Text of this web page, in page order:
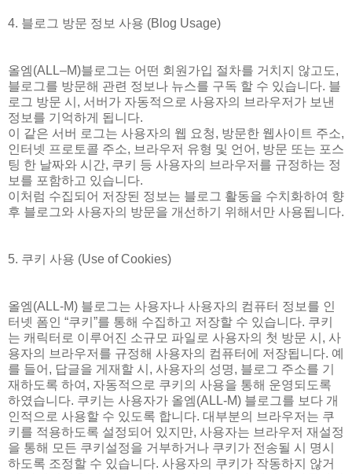
4. 블로그 방문 정보 사용 (Blog Usage)
올엠(ALL–M)블로그는 어떤 회원가입 절차를 거치지 않고도,
블로그를 방문해 관련 정보나 뉴스를 구독 할 수 있습니다. 블
로그 방문 시, 서버가 자동적으로 사용자의 브라우저가 보낸
정보를 기억하게 됩니다.
이 같은 서버 로그는 사용자의 웹 요청, 방문한 웹사이트 주소,
인터넷 프로토콜 주소, 브라우저 유형 및 언어, 방문 또는 포스
팅 한 날짜와 시간, 쿠키 등 사용자의 브라우저를 규정하는 정
보를 포함하고 있습니다.
이처럼 수집되어 저장된 정보는 블로그 활동을 수치화하여 향
후 블로그와 사용자의 방문을 개선하기 위해서만 사용됩니다.
5. 쿠키 사용 (Use of Cookies)
올엠(ALL-M) 블로그는 사용자나 사용자의 컴퓨터 정보를 인
터넷 폼인 “쿠키”를 통해 수집하고 저장할 수 있습니다. 쿠키
는 캐릭터로 이루어진 소규모 파일로 사용자의 첫 방문 시, 사
용자의 브라우저를 규정해 사용자의 컴퓨터에 저장됩니다. 예
를 들어, 답글을 게재할 시, 사용자의 성명, 블로그 주소를 기
재하도록 하여, 자동적으로 쿠키의 사용을 통해 운영되도록
하였습니다. 쿠키는 사용자가 올엠(ALL-M) 블로그를 보다 개
인적으로 사용할 수 있도록 합니다. 대부분의 브라우저는 쿠
키를 적용하도록 설정되어 있지만, 사용자는 브라우저 재설정
을 통해 모든 쿠키설정을 거부하거나 쿠키가 전송될 시 명시
하도록 조정할 수 있습니다. 사용자의 쿠키가 작동하지 않거